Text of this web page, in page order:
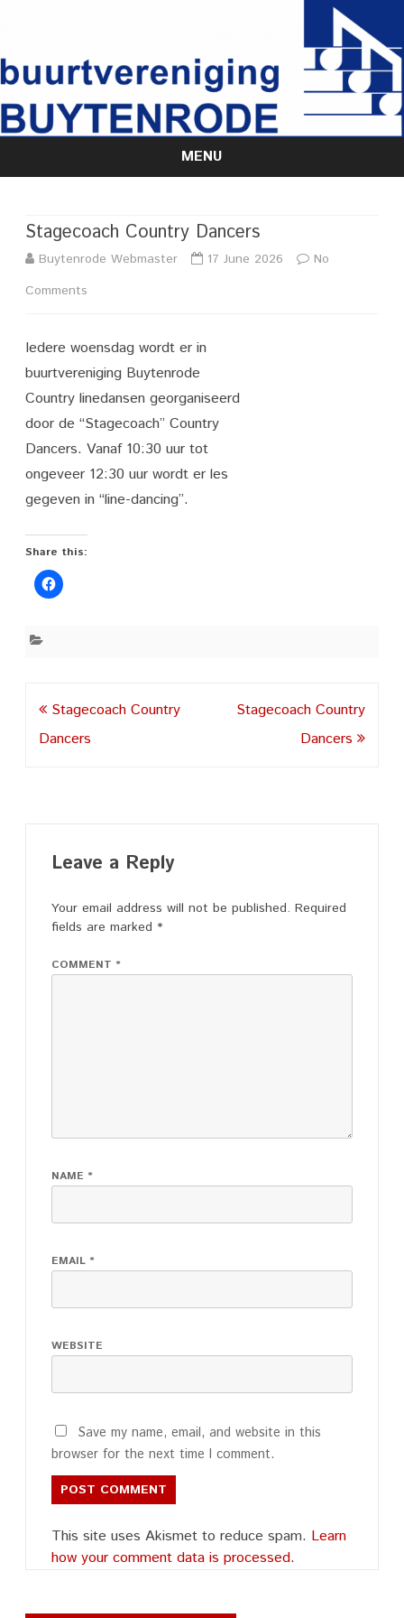
MENU
Skip
Stagecoach Country Dancers
Buytenrode Webmaster 17 June 2026
No
Comments
Country
Dancers
Iedere woensdag wordt er in
buurtvereniging Buytenrode
Country linedansen georganiseerd
door de “Stagecoach” Country
Dancers. Vanaf 10:30 uur tot
ongeveer 12:30 uur wordt er les
gegeven in “line-dancing”.
Share this:
Post
navigation
Stagecoach Country
Dancers
Stagecoach Country
Dancers
Leave a Reply
Your email address will not be published. Required
fields are marked *
COMMENT *
NAME *
EMAIL *
WEBSITE
Save my name, email, and website in this
browser for the next time I comment.
This site uses Akismet to reduce spam. Learn
how your comment data is processed.